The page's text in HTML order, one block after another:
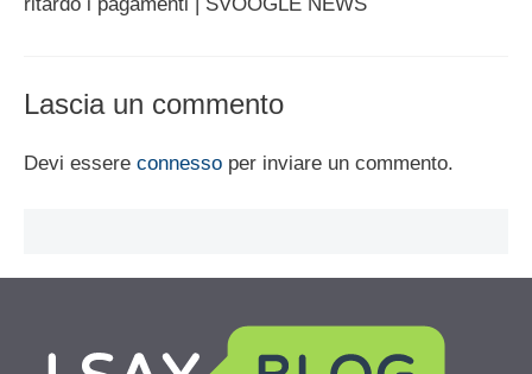
ritardo i pagamenti | SVOOGLE NEWS
Lascia un commento
Devi essere connesso per inviare un commento.